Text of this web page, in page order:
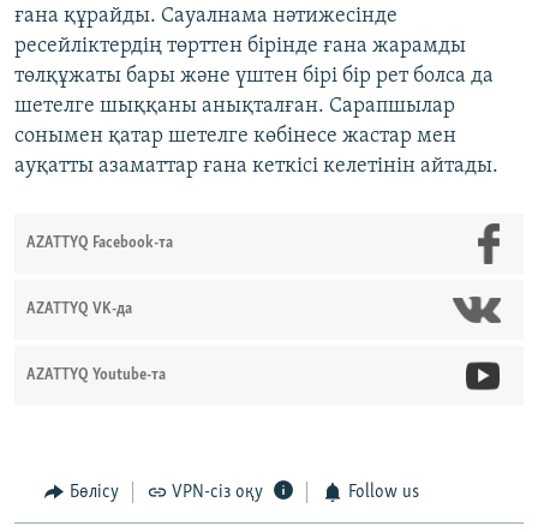
ғана құрайды. Сауалнама нәтижесінде
ресейліктердің төрттен бірінде ғана жарамды
төлқұжаты бары және үштен бірі бір рет болса да
шетелге шыққаны анықталған. Сарапшылар
сонымен қатар шетелге көбінесе жастар мен
ауқатты азаматтар ғана кеткісі келетінін айтады.
AZATTYQ Facebook-та
AZATTYQ VK-да
AZATTYQ Youtube-та
Бөлісу VPN-сіз оқу Follow us